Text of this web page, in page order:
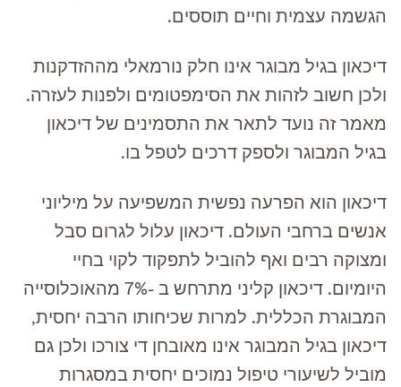
הגשמה עצמית וחיים תוססים.
דיכאון בגיל מבוגר אינו חלק נורמאלי מההזדקנות
ולכן חשוב לזהות את הסימפטומים ולפנות לעזרה.
מאמר זה נועד לתאר את התסמינים של דיכאון
בגיל המבוגר ולספק דרכים לטפל בו.
דיכאון הוא הפרעה נפשית המשפיעה על מיליוני
אנשים ברחבי העולם. דיכאון עלול לגרום סבל
ומצוקה רבים ואף להוביל לתפקוד לקוי בחיי
היומיום. דיכאון קליני מתרחש ב -7% מהאוכלוסייה
המבוגרת הכללית. למרות שכיחותו הרבה יחסית,
דיכאון בגיל המבוגר אינו מאובחן די צורכו ולכן גם
מוביל לשיעורי טיפול נמוכים יחסית במסגרות